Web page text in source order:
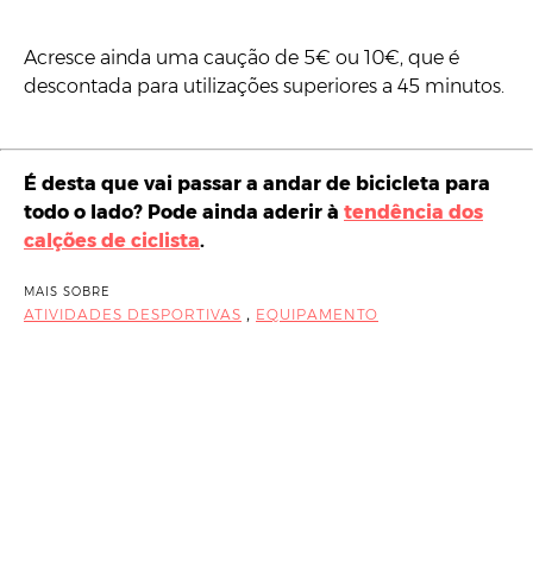
Acresce ainda uma caução de 5€ ou 10€, que é
descontada para utilizações superiores a 45 minutos.
É desta que vai passar a andar de bicicleta para
todo o lado? Pode ainda aderir à tendência dos
calções de ciclista.
MAIS SOBRE
ATIVIDADES DESPORTIVAS , EQUIPAMENTO